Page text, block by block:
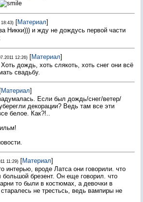
18:43) [Материал]
Никки))) и жду не дождусь первой части
12:26) [Материал]
дождь, хоть слякоть, хоть снег они всё
свадьбу.
[Материал]
Если был дождь/снег/ветер/
декорации? Ведь там все эти
белое. Как?!..
11:29) [Материал]
интерью, вроде Латса они говорили. что
брезент. Он еще говорил. что
то были в костюмах, а девочки в
не трестьсь, ведь вампиры не